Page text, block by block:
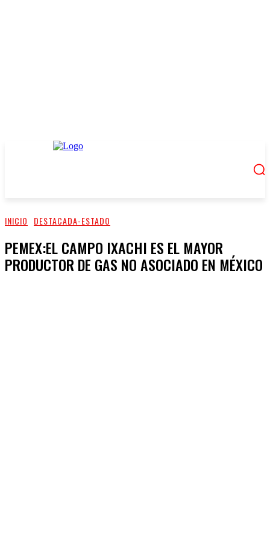
INICIO DESTACADA-ESTADO
PEMEX:EL CAMPO IXACHI ES EL MAYOR
PRODUCTOR DE GAS NO ASOCIADO EN MÉXICO